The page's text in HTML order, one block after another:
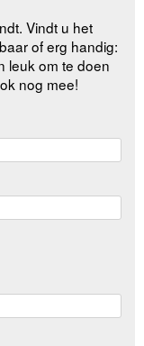
Vindt u het
of erg handig:
leuk om te doen
nog mee!